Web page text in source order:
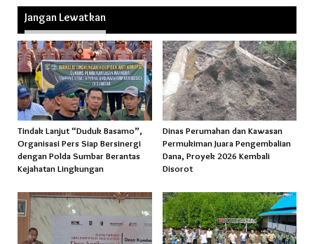
Jangan Lewatkan
Tindak Lanjut “Duduk Basamo”,
Organisasi Pers Siap Bersinergi
dengan Polda Sumbar Berantas
Kejahatan Lingkungan
Dinas Perumahan dan Kawasan
Permukiman Juara Pengembalian
Dana, Proyek 2026 Kembali
Disorot